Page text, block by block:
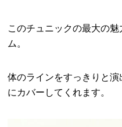
このチュニックの最大の
ム。
体のラインをすっきりと
にカバーしてくれます。